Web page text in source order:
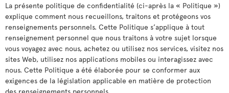
La présente politique de confidentialité (ci-après la « Politique »)
explique comment nous recueillons, traitons et protégeons vos
renseignements personnels. Cette Politique s’applique à tout
renseignement personnel que nous traitons à votre sujet lorsque
vous voyagez avec nous, achetez ou utilisez nos services, visitez nos
sites Web, utilisez nos applications mobiles ou interagissez avec
nous. Cette Politique a été élaborée pour se conformer aux
exigences de la législation applicable en matière de protection